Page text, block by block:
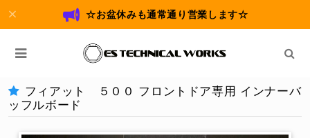
☆お盆休みも通常通り営業します☆
フィアット ５００ フロントドア専用 インナーバ
ッフルボード